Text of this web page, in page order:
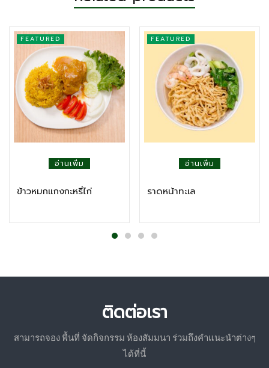
อ่านเพิ่ม
FEATURED
ข้าวหมกแกงกะหรี่ไก่
อ่านเพิ่ม
FEATURED
ราดหน้าทะเล
ติดต่อเรา
สามารถจอง พื้นที่ จัดกิจกรรม ห้องสัมมนา ร่วมถึงคำแนะนำต่างๆ
ได้ที่นี้